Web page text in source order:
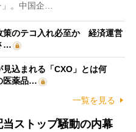
」。中国企…
策のテコ入れ必至か 経済運営
…
込まれる「CXO」とは何
医薬品…
一覧を見る
当ストップ騒動の内幕